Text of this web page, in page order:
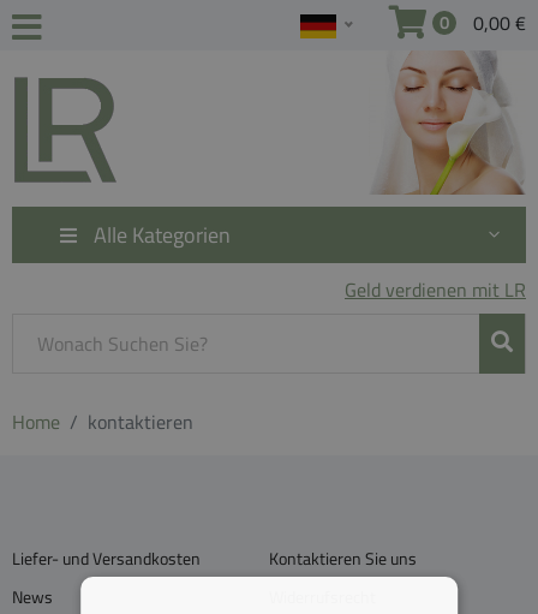
0 0,00 €
Alle Kategorien
Geld verdienen mit LR
Home kontaktieren
Liefer- und Versandkosten
News
Kontaktieren Sie uns